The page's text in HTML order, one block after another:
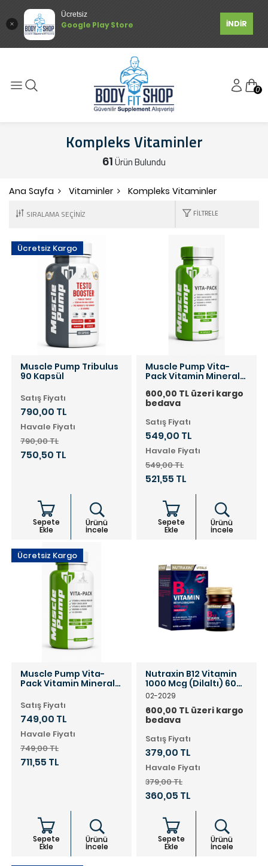
Ücretsiz
Google Play Store İNDİR
0
Kompleks Vitaminler
61Ürün Bulundu
Ana Sayfa Vitaminler Kompleks Vitaminler
FILTRELE
Ücretsiz Kargo
Muscle Pump Tribulus
90 Kapsül
Satış Fiyatı
790,00 TL
Havale Fiyatı
790,00 TL
750,50 TL
Sepete
Ekle
Ürünü
İncele
Muscle Pump Vita-
Pack Vitamin Mineral
600,00 TL üzeri kargo
bedava
Satış Fiyatı
549,00 TL
Havale Fiyatı
549,00 TL
521,55 TL
Sepete
Ekle
Ürünü
İncele
Ücretsiz Kargo
Muscle Pump Vita-
Pack Vitamin Mineral
Satış Fiyatı
749,00 TL
Havale Fiyatı
749,00 TL
711,55 TL
Sepete
Ekle
Ürünü
İncele
Nutraxin B12 Vitamin
1000 Mcg (Dilaltı) 60
Tablet
02-2029
600,00 TL üzeri kargo
bedava
Satış Fiyatı
379,00 TL
Havale Fiyatı
379,00 TL
360,05 TL
Sepete
Ekle
Ürünü
İncele